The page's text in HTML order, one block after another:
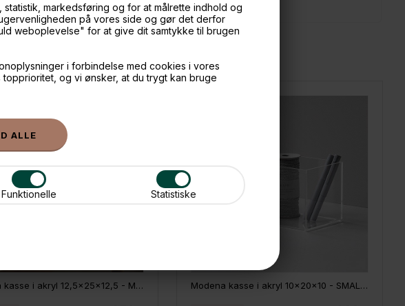
markedsføring og for at målrette indhold og
på vores side og gør det derfor
weboplevelse" for at give dit samtykke til brugen
i forbindelse med cookies i vores
og vi ønsker, at du trygt kan bruge
Funktionelle Statistiske
Modena kasse i akryl 12,5x25x12,5 - MEDIUM, rektangulær Modena kasse i akryl 10x20x10 - SMALL, rektangulær